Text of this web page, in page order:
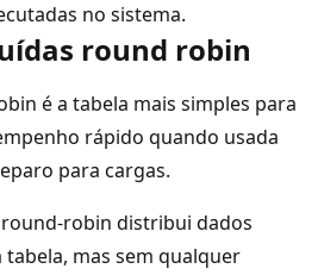
no sistema.
round robin
é a tabela mais simples para
rápido quando usada
para cargas.
robin distribui dados
mas sem qualquer